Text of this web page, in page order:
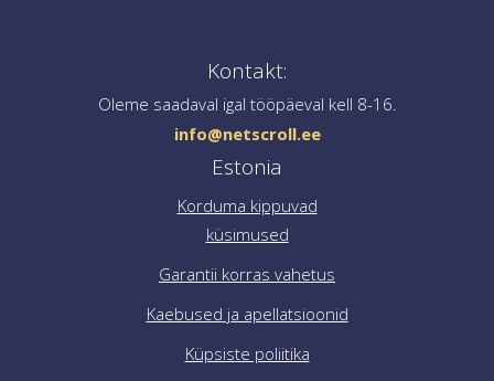
Kontakt:
Oleme saadaval igal tööpäeval kell 8-16.
info@netscroll.ee
Estonia
Korduma kippuvad
küsimused
Garantii korras vahetus
Kaebused ja apellatsioonid
Küpsiste poliitika